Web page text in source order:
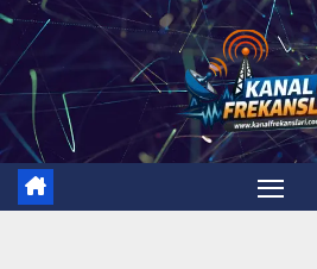
Skip
content